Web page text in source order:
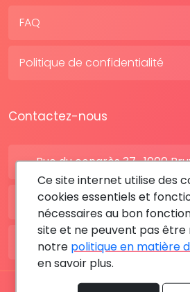
FAQ
Politique de confidentialité
Contactez-nous
Rue du congrès 37 , 1000
BE: +32 28080227
FR: +33 183642895
Ce site internet utilise des
cookies essentiels et
nécessaires au bon
site et ne peuvent pas être
notre politique en matière
en savoir plus.